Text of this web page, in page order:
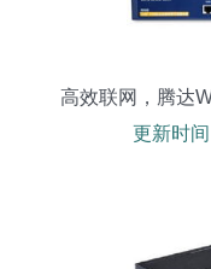
高效联网，腾达
更新时